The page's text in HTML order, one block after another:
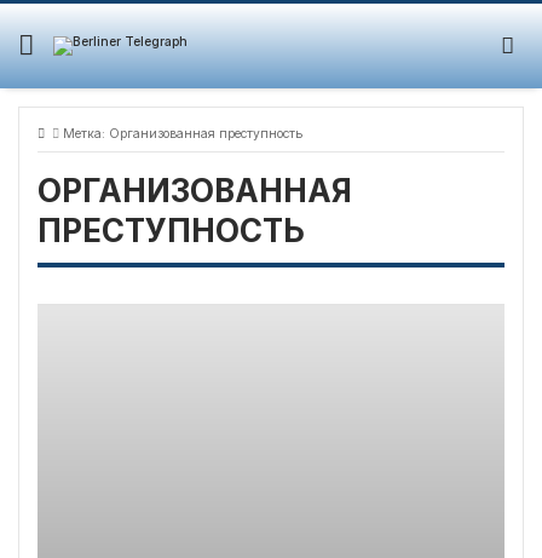
Skip
content
Метка: Организованная преступность
ОРГАНИЗОВАННАЯ
ПРЕСТУПНОСТЬ